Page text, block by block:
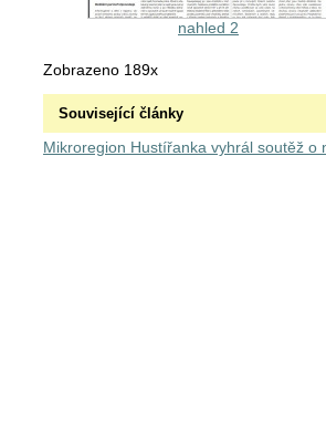
nahled 2
Zobrazeno 189x
Související články
Mikroregion Hustířanka vyhrál soutěž o